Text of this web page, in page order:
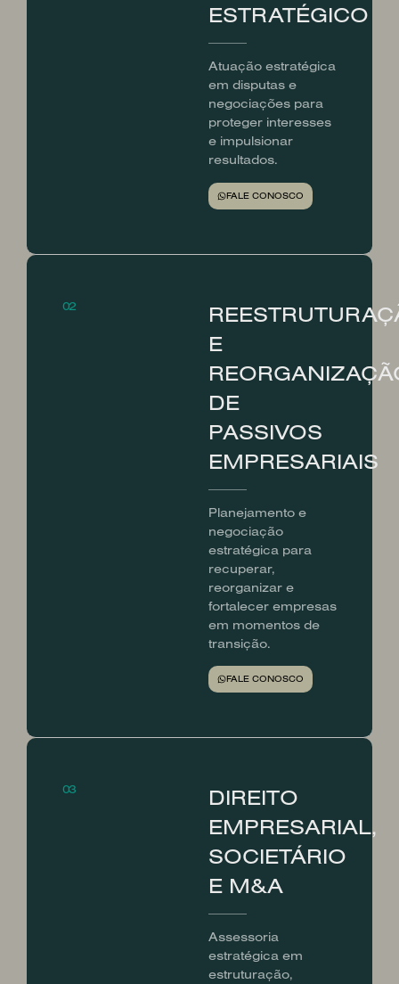
ESTRATÉGICO
Atuação estratégica
em disputas e
negociações para
proteger interesses
e impulsionar
resultados.
FALE CONOSCO
02
E
DE
PASSIVOS
EMPRESARIAIS
Planejamento e
negociação
estratégica para
recuperar,
reorganizar e
fortalecer empresas
em momentos de
transição.
FALE CONOSCO
03
DIREITO
EMPRESARIAL,
SOCIETÁRIO
E M&A
Assessoria
estratégica em
estruturação,